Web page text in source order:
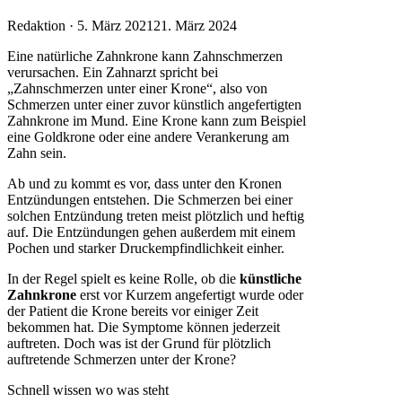
Redaktion · Veröffentlicht
5. März 2021 21. März 2024
Eine natürliche Zahnkrone kann Zahnschmerzen
verursachen. Ein Zahnarzt spricht bei
„Zahnschmerzen unter einer Krone“, also von
Schmerzen unter einer zuvor künstlich angefertigten
Zahnkrone im Mund. Eine Krone kann zum Beispiel
eine Goldkrone oder eine andere Verankerung am
Zahn sein.
Ab und zu kommt es vor, dass unter den Kronen
Entzündungen entstehen. Die Schmerzen bei einer
solchen Entzündung treten meist plötzlich und heftig
auf. Die Entzündungen gehen außerdem mit einem
Pochen und starker Druckempfindlichkeit einher.
In der Regel spielt es keine Rolle, ob die künstliche
Zahnkrone erst vor Kurzem angefertigt wurde oder
der Patient die Krone bereits vor einiger Zeit
bekommen hat. Die Symptome können jederzeit
auftreten. Doch was ist der Grund für plötzlich
auftretende Schmerzen unter der Krone?
Schnell wissen wo was steht